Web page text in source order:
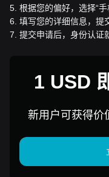
5 根据您的偏好，选择“手
6 填写您的详细信息，提
7 提交申请后，身份认证
1 USD
新用户可获得价